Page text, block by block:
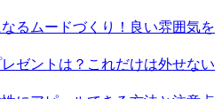
るムードづくり！良い雰囲気を
ゼントは？これだけは外せない